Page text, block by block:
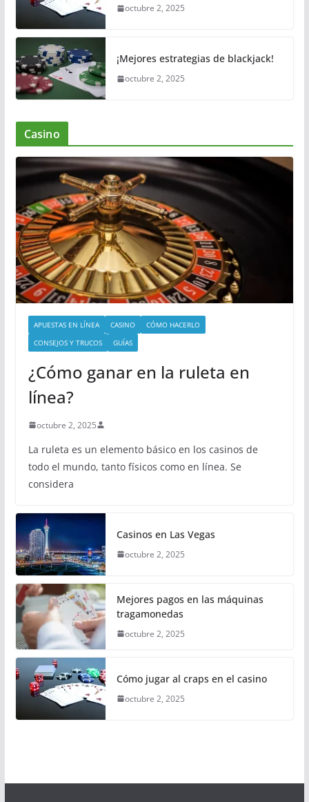
octubre 2, 2025
¡Mejores estrategias de blackjack!
octubre 2, 2025
Casino
APUESTAS EN LÍNEA CASINO
CÓMO HACERLO
CONSEJOS Y TRUCOS
GUÍAS
¿Cómo ganar en la ruleta en
línea?
octubre 2, 2025
La ruleta es un elemento básico en los casinos de
todo el mundo, tanto físicos como en línea. Se
considera
Casinos en Las Vegas
octubre 2, 2025
Mejores pagos en las máquinas
tragamonedas
octubre 2, 2025
Cómo jugar al craps en el casino
octubre 2, 2025